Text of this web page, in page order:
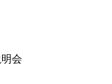
会